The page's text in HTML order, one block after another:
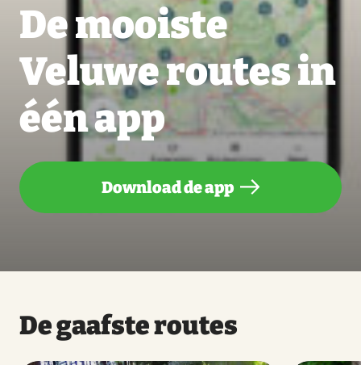
De mooiste
Veluwe routes in
één app
Download de app
De gaafste routes